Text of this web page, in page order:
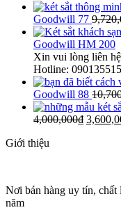
Goodwill 77
Goodwill HM 200
Xin vui lòng liên hệ
Hotline:
Goodwill 88
4,000,000₫
Giới thiệu
Nơi bán hàng uy tín, chất
năm